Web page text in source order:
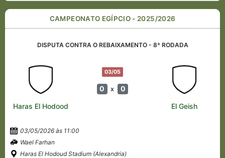
CAMPEONATO EGÍPCIO - 2025/2026
DISPUTA CONTRA O REBAIXAMENTO - 8ª RODADA
03/05
0 x 0
Haras El Hodood El Geish
03/05/2026 às 11:00
Wael Farhan
Haras El Hodoud Stadium (Alexandria)